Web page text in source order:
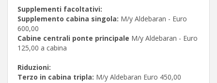
Supplementi facoltativi:
Supplemento cabina singola: M/y Aldebaran - Euro
600,00
Cabine centrali ponte principale M/y Aldebaran - Euro
125,00 a cabina
Riduzioni:
Terzo in cabina tripla: M/y Aldebaran Euro 450,00